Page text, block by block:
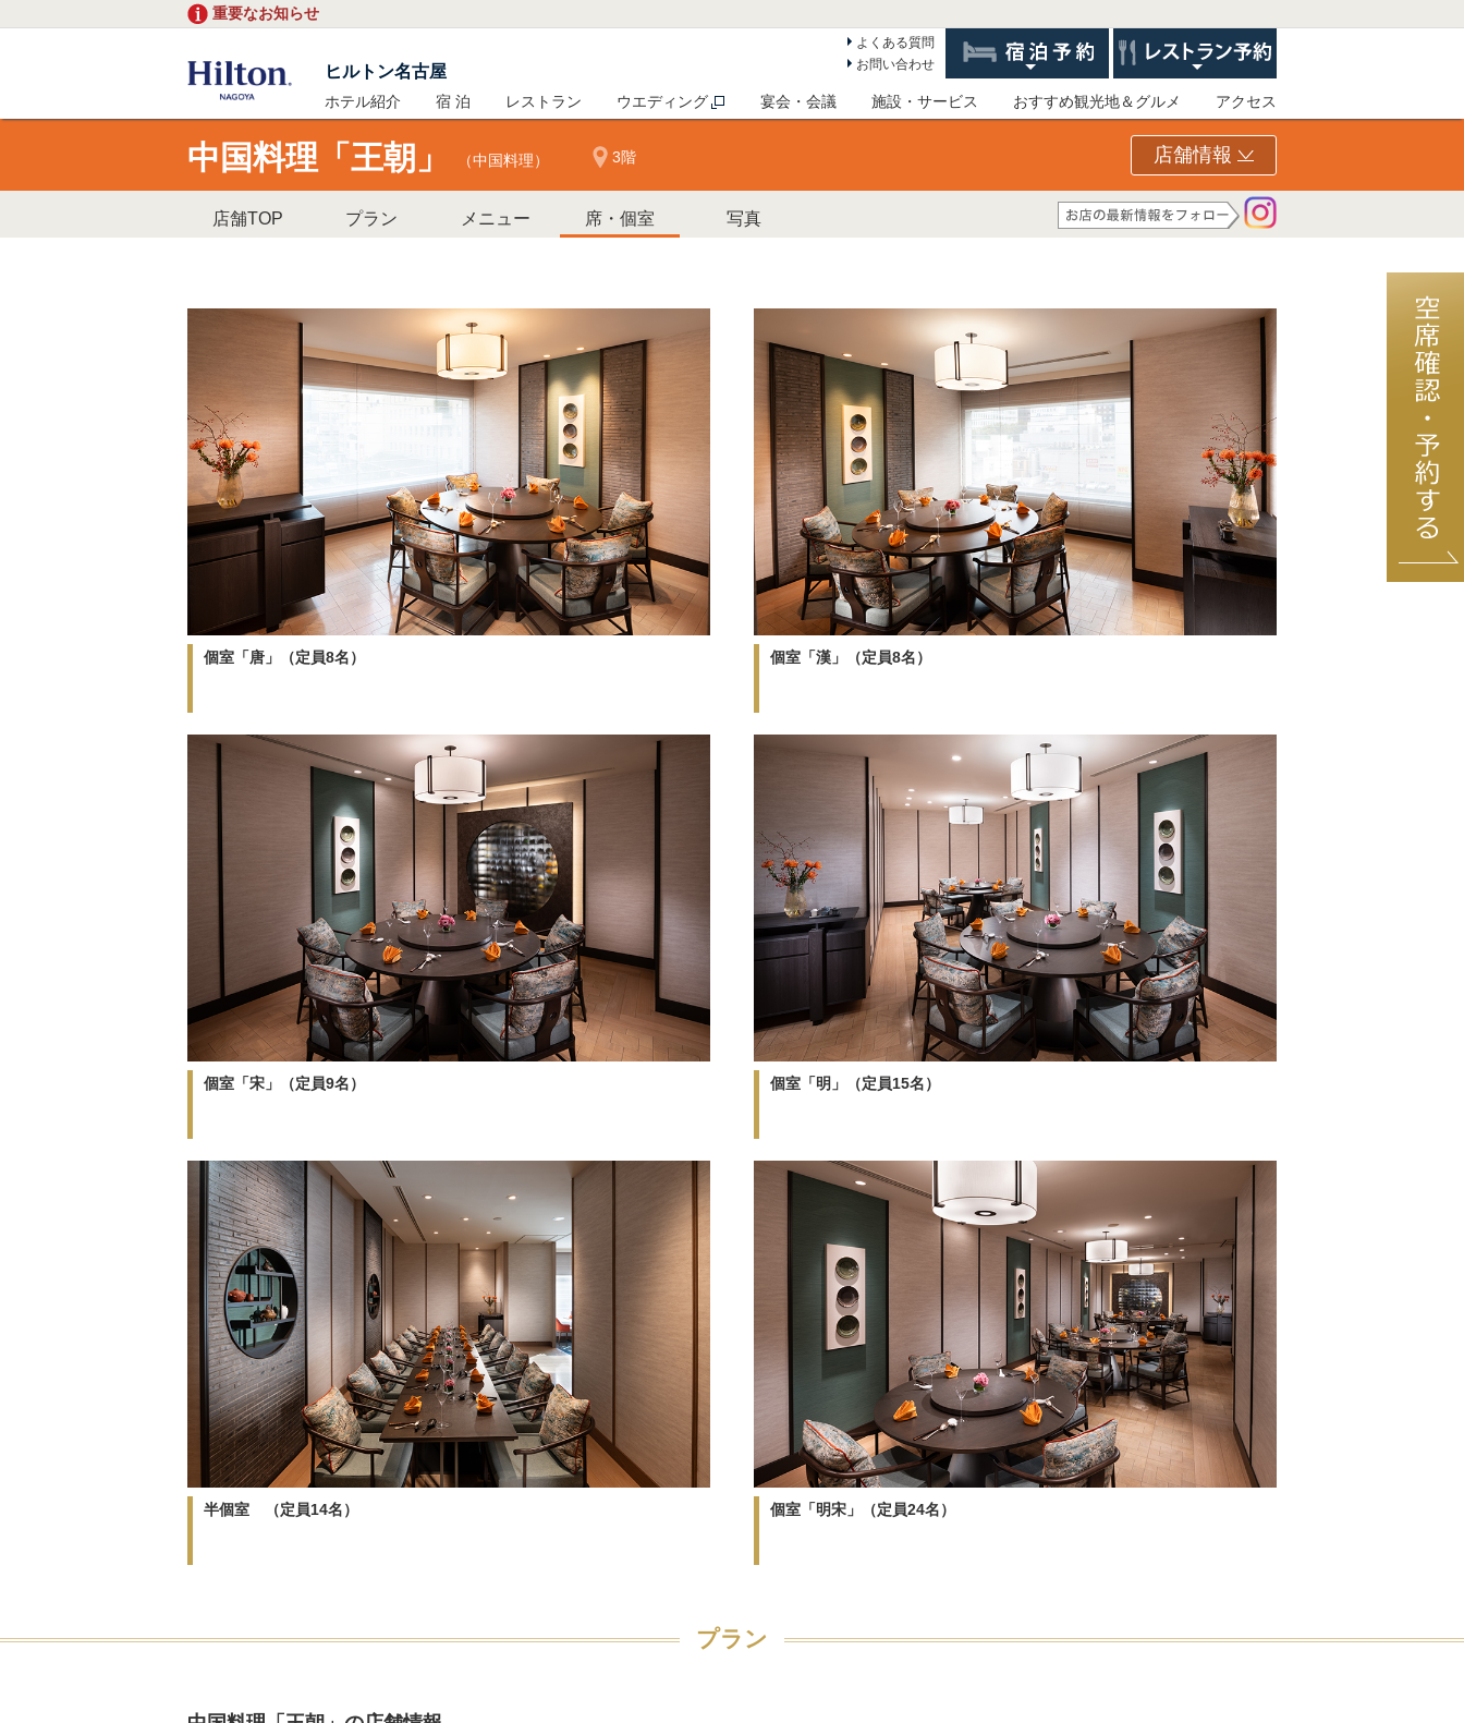
重要なお知らせ
ヒルトン名古屋
よくある質問
お問い合わせ
ホテル紹介 宿 泊 レストラン ウエディング 宴会・会議 施設・サービス おすすめ観光地＆グルメ アクセス
中国料理「王朝」 （中国料理） 3階 店舗情報
店舗TOP プラン メニュー 席・個室 写真
個室「唐」（定員8名） 個室「漢」（定員8名）
個室「宋」（定員9名） 個室「明」（定員15名）
半個室 （定員14名） 個室「明宋」（定員24名）
プラン